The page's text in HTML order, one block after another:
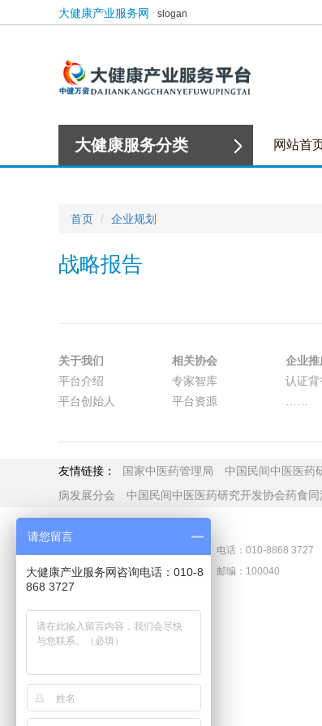
大健康产业服务网 slogan
大健康服务分类 网站首
首页 企业规划
战略报告
关于我们
平台介绍
平台创始人
相关协会
专家智库
平台资源
企业推
认证背
友情链接： 国家中医药管理局 中国民间中医医药
病发展分会
中国民间中医医药研究开发协会药食同
大健康产业服务平台
电话：010-8868 3727
邮编：100040
请您留言
大健康产业服务网咨询电话：010-8
868 3727